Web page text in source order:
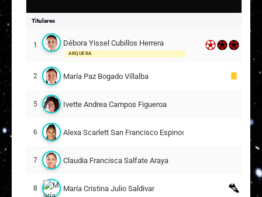
Suplentes
30 Javiera Antonia Cárdenas González
Llanka Montserrat Groff Díaz
Monserratt Catalina González Flores
20
17
Titulares
1 Débora Yissel Cubillos Herrera
ARQUERA
2 María Paz Bogado Villalba
5 Ivette Andrea Campos Figueroa
6 Alexa Scarlett San Francisco Espinosa
7 Claudia Francisca Salfate Araya
8 María Cristina Julio Saldivar